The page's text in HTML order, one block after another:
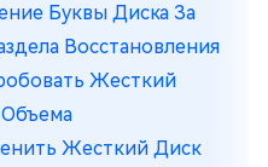
Буквы Диска За
Восстановления
Жесткий
Жесткий Диск